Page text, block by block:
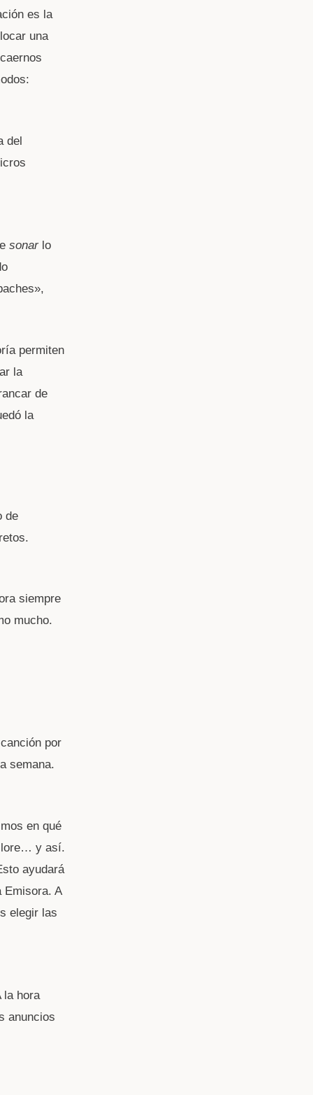
es la
una
del
sonarlo
permiten
la
de
la
de
siempre
mucho.
por
semana.
en qué
y así.
ayudará
Emisora. A
elegir las
la hora
anuncios